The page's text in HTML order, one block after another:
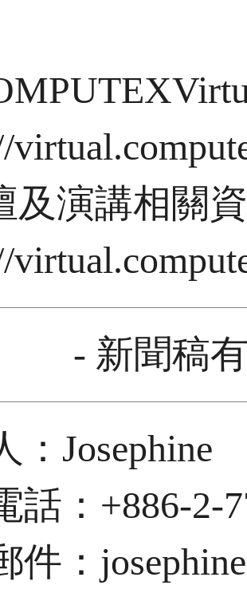
及演講相關
- 新聞稿
：Josephine
話：+886-2-
件：